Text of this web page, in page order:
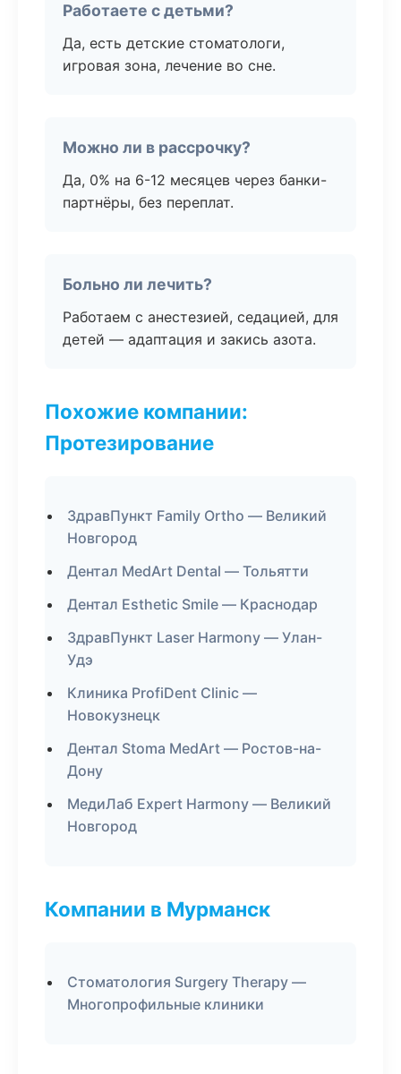
Работаете с детьми?
Да, есть детские стоматологи,
игровая зона, лечение во сне.
Можно ли в рассрочку?
Да, 0% на 6-12 месяцев через банки-
партнёры, без переплат.
Больно ли лечить?
Работаем с анестезией, седацией, для
детей — адаптация и закись азота.
Похожие компании:
Протезирование
ЗдравПункт Family Ortho — Великий
Новгород
Дентал MedArt Dental — Тольятти
Дентал Esthetic Smile — Краснодар
ЗдравПункт Laser Harmony — Улан-
Удэ
Клиника ProfiDent Clinic —
Новокузнецк
Дентал Stoma MedArt — Ростов-на-
Дону
МедиЛаб Expert Harmony — Великий
Новгород
Компании в Мурманск
Стоматология Surgery Therapy —
Многопрофильные клиники